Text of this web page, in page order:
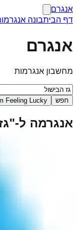
אנגרם
דף הביתבונה
אנגרם
מחשבון אנגרמות
חפש Feeling Lucky
אנגרמה ל-"